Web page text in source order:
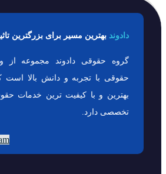
دادوند بهترین مسیر برای بزرگترین
گروه حقوقی دادوند مجموعه از
حقوقی با تجربه و دانش بالا است
بهترین و با کیفیت ترین خدمات
تخصصی دارد.